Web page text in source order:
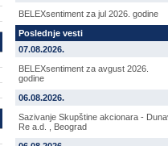
BELEXsentiment za jul 2026. godine
Poslednje vesti
07.08.2026.
BELEXsentiment za avgust 2026.
godine
06.08.2026.
Sazivanje Skupštine akcionara -
Re a.d. , Beograd